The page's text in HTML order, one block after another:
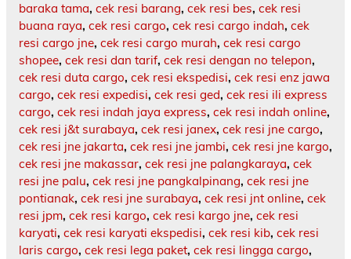
baraka tama, cek resi barang, cek resi bes, cek resi
buana raya, cek resi cargo, cek resi cargo indah, cek
resi cargo jne, cek resi cargo murah, cek resi cargo
shopee, cek resi dan tarif, cek resi dengan no telepon,
cek resi duta cargo, cek resi ekspedisi, cek resi enz jawa
cargo, cek resi expedisi, cek resi ged, cek resi ili express
cargo, cek resi indah jaya express, cek resi indah online,
cek resi j&t surabaya, cek resi janex, cek resi jne cargo,
cek resi jne jakarta, cek resi jne jambi, cek resi jne kargo,
cek resi jne makassar, cek resi jne palangkaraya, cek
resi jne palu, cek resi jne pangkalpinang, cek resi jne
pontianak, cek resi jne surabaya, cek resi jnt online, cek
resi jpm, cek resi kargo, cek resi kargo jne, cek resi
karyati, cek resi karyati ekspedisi, cek resi kib, cek resi
laris cargo, cek resi lega paket, cek resi lingga cargo,